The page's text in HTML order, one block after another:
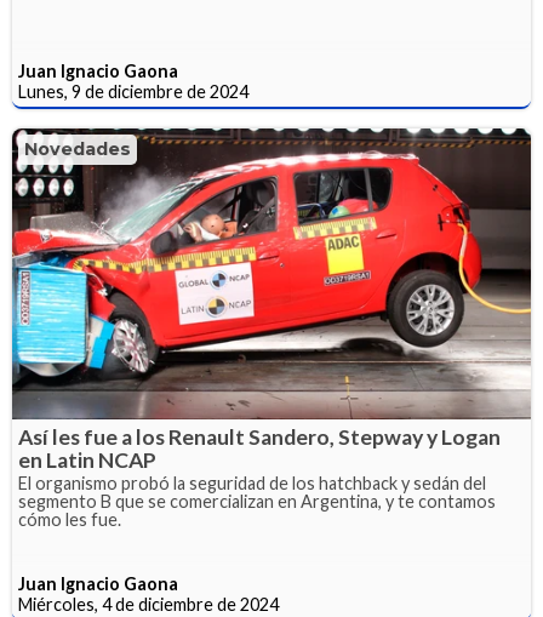
Juan Ignacio Gaona
Lunes, 9 de diciembre de 2024
Novedades
Así les fue a los Renault Sandero, Stepway y Logan
en Latin NCAP
El organismo probó la seguridad de los hatchback y sedán del
segmento B que se comercializan en Argentina, y te contamos
cómo les fue.
Juan Ignacio Gaona
Miércoles, 4 de diciembre de 2024